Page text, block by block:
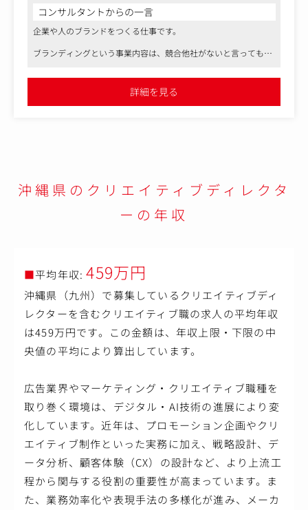
【変更の範囲】無
＜具体的には＞
●STEP１
経営陣と定期的にセッションを行い、企業のアイデンティ
ティを抽出。ミッション・ビジョン・バリュー・スピリッ
立案した戦略を実行するために、企画・アイデアの力を活
ィブ制作を行います。
しながら定点観測を行い、設定した成果目標が達成される
まで、継続的に施策を実施します。
＜職種・働き方について＞
全員がディレクターとしてクライアントと向き合います。
ディレクターが中心となり、社内・社外の垣根を超えたチ
ームをつくり、それぞれの強みを活かしながら、クライア
ントとの信頼構築、課題の抽出、コンセプト設計、企画立
ィング、デザイン、プロジェクトマネジメント、予算管理
など幅広く行い、経営にインパクトをもたらすブランディ
ングを行います。
【仕事内容（変更の範囲）】会社の定める業務
コンサルタントからの一言
企業や人のブランドをつくる仕事です。
ブランディングという事業内容は、競合他社がないと言っても良
仕事や人生を意味あるものにしたい、一生懸命に取り組みたいと
いう思いがある方は、フィットする会社・社風だと思います。
詳細を見る
沖縄県のクリエイティブディレクタ
ーの年収
■平均年収:459万円
沖縄県（九州）で募集しているクリエイティブディ
レクターを含むクリエイティブ職の求人の平均年収
は459万円です。この金額は、年収上限・下限の中
央値の平均により算出しています。
広告業界やマーケティング・クリエイティブ職種を
取り巻く環境は、デジタル・AI技術の進展により変
化しています。近年は、プロモーション企画やクリ
エイティブ制作といった実務に加え、戦略設計、デ
ータ分析、顧客体験（CX）の設計など、より上流工
程から関与する役割の重要性が高まっています。ま
た、業務効率化や表現手法の多様化が進み、メーカ